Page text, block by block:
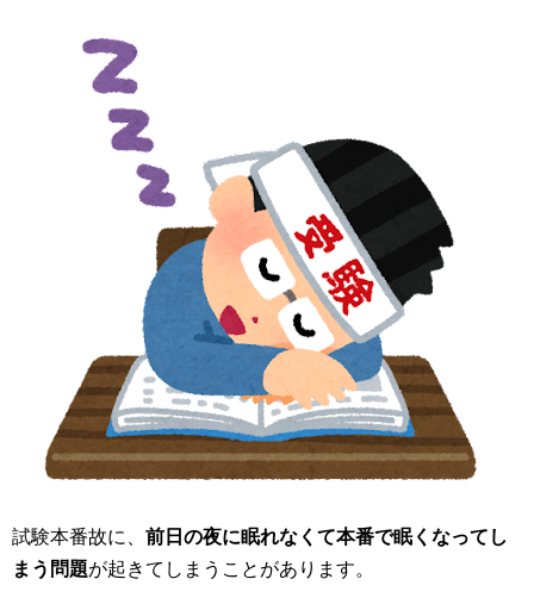
試験本番故に、 前日の夜に眠れなくて本番で眠くなってし
まう問題が起きてしまうことがあります。